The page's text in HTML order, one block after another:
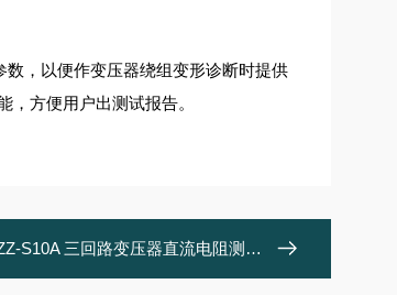
数，以便作变压器绕组变形诊断时提供
，方便用户出测试报告。
S10A 三回路变压器直流电阻测试仪